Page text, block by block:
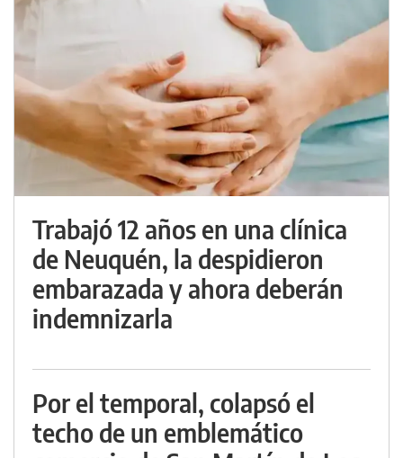
Trabajó 12 años en una clínica
de Neuquén, la despidieron
embarazada y ahora deberán
indemnizarla
Por el temporal, colapsó el
techo de un emblemático